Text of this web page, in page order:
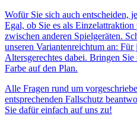
Wofür Sie sich auch entscheiden,
Egal, ob Sie es als
zwischen anderen Spielgeräten.
unseren Variantenreichtum an:
Altersgerechtes dabei. Bringen
Farbe auf den Plan.
Alle Fragen rund um
entsprechenden Fallschutz
Sie dafür einfach auf uns zu!